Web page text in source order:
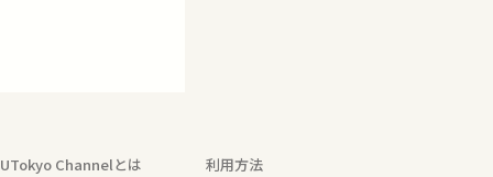
UTokyo Channelとは 利用方法